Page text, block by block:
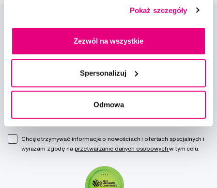
Pokaż szczegóły
Zezwól na wszystkie
Spersonalizuj
Odmowa
Chcę otrzymywać informacje o nowościach i ofertach specjalnych i
wyrażam zgodę na przetwarzanie danych osobowychw tym celu.